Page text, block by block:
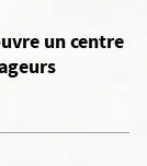
un centre